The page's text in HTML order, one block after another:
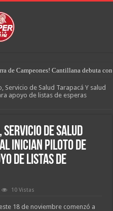
de Campeones! Cantillana debuta
Servicio de Salud Tarapacá Y salud
apoyo de listas de esperas
de Salud
inician piloto de
de listas de
10 Vistas
18 de noviembre comenzó a